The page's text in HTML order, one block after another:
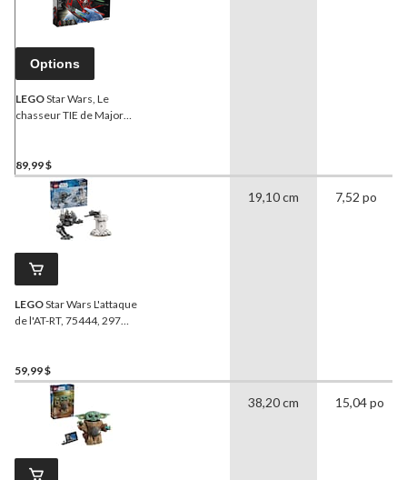
Options
LEGOStar Wars, Le
chasseur TIE de Major
89,99 $
LEGOStar Wars L'attaque
de l'AT-RT, 75444, 297
59,99 $
19,10 cm 7,52 po
38,20 cm 15,04 po